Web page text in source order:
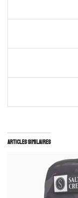
Articles similaires